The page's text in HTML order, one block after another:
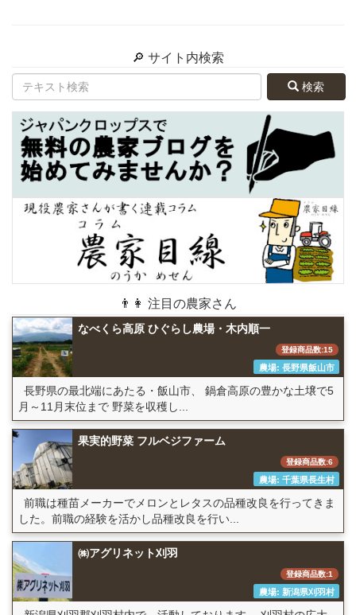
🔎 サイト内検索
検索
👨👩 注目の農家さん
なべくら高原 ひぐらし農場・木内順一
登録商品数:15
農場: 長野県飯山市
長野県の最北端にあたる・飯山市、 鍋倉高原の豊かな土壌で5
月～11月末位まで 野菜を収穫し...
果実的野菜 フルベジファーム
登録商品数:6
農場: 千葉県長生村
前職は種苗メーカーでメロンとレタスの品種改良を行ってきま
した。前職の経験を活かし品種改良を行い...
㈱アグリネット刈羽
登録商品数:1
農場: 新潟県刈羽村